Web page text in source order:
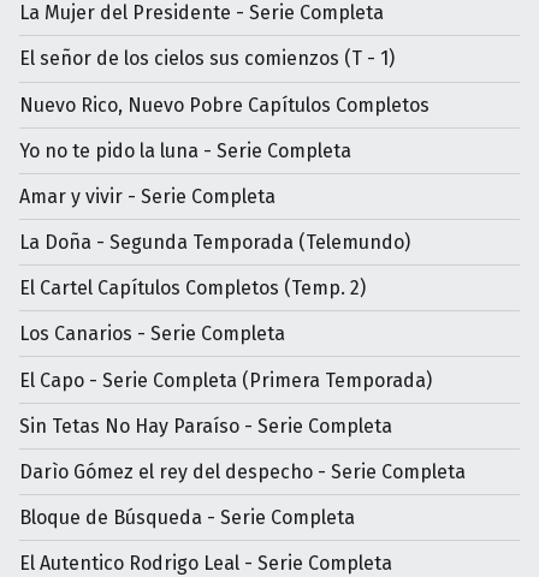
La Mujer del Presidente - Serie Completa
El señor de los cielos sus comienzos (T - 1)
Nuevo Rico, Nuevo Pobre Capítulos Completos
Yo no te pido la luna - Serie Completa
Amar y vivir - Serie Completa
La Doña - Segunda Temporada (Telemundo)
El Cartel Capítulos Completos (Temp. 2)
Los Canarios - Serie Completa
El Capo - Serie Completa (Primera Temporada)
Sin Tetas No Hay Paraíso - Serie Completa
Darìo Gómez el rey del despecho - Serie Completa
Bloque de Búsqueda - Serie Completa
El Autentico Rodrigo Leal - Serie Completa